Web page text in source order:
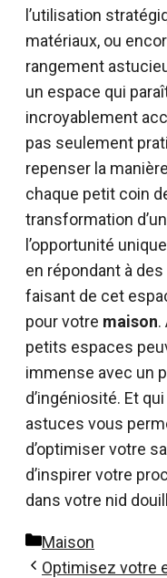
l’utilisation
matériaux, ou
rangement
un espace qui
incroyablement
pas seulement
repenser la
chaque petit coin
transformation
l’opportunité
en répondant à
faisant de cet
pour votre maison.
petits espaces
immense avec un
d’ingéniosité. Et
astuces vous
d’optimiser votre
d’inspirer votre
dans votre nid
Catégories
Maison
Optimisez votre